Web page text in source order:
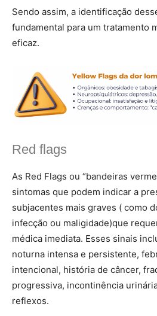
Sendo assim, a identificação
fundamental para um tratamento
eficaz.
Red flags
As Red Flags ou “bandeiras
sintomas que podem indicar a
subjacentes mais graves ( como
infecção ou maligidade)que
médica imediata. Esses sinais
noturna intensa e persistente,
intencional, história de câncer,
progressiva, incontinência
reflexos.